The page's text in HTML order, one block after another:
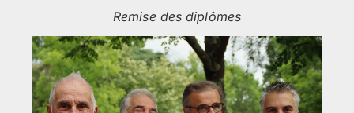
Remise des diplômes